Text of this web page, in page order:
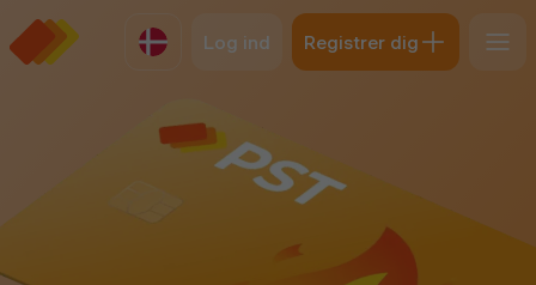
Log ind Registrer dig